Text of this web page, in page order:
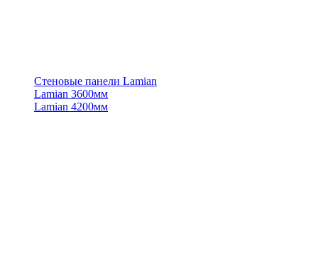
Стеновые панели Lamian
Lamian 3600мм
Lamian 4200мм